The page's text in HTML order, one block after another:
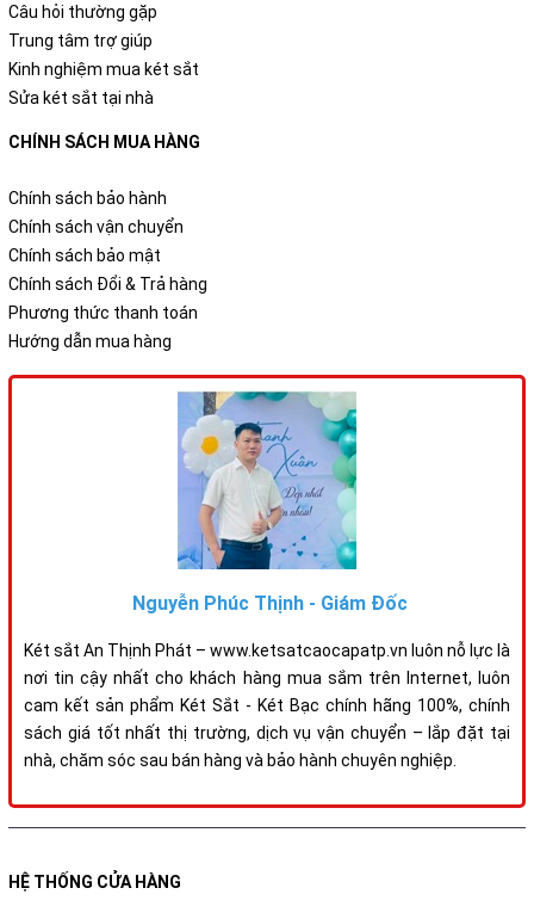
Câu hỏi thường gặp
Trung tâm trợ giúp
Kinh nghiệm mua két sắt
Sửa két sắt tại nhà
CHÍNH SÁCH MUA HÀNG
Chính sách bảo hành
Chính sách vận chuyển
Chính sách bảo mật
Chính sách Đổi & Trả hàng
Phương thức thanh toán
Hướng dẫn mua hàng
Nguyễn Phúc Thịnh - Giám Đốc
Két sắt An Thịnh Phát – www.ketsatcaocapatp.vn luôn nỗ lực là
nơi tin cậy nhất cho khách hàng mua sắm trên Internet, luôn
cam kết sản phẩm Két Sắt - Két Bạc chính hãng 100%, chính
sách giá tốt nhất thị trường, dịch vụ vận chuyển – lắp đặt tại
nhà, chăm sóc sau bán hàng và bảo hành chuyên nghiệp.
HỆ THỐNG CỬA HÀNG